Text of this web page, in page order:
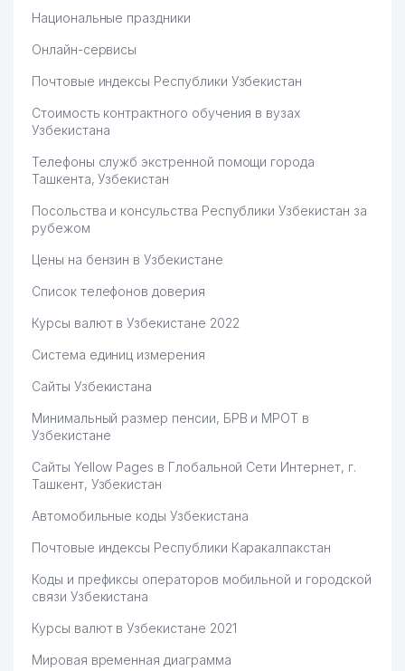
Национальные праздники
Онлайн-сервисы
Почтовые индексы Республики Узбекистан
Стоимость контрактного обучения в вузах
Узбекистана
Телефоны служб экстренной помощи города
Ташкента, Узбекистан
Посольства и консульства Республики Узбекистан за
рубежом
Цены на бензин в Узбекистане
Список телефонов доверия
Курсы валют в Узбекистане 2022
Система единиц измерения
Сайты Узбекистана
Минимальный размер пенсии, БРВ и МРОТ в
Узбекистане
Сайты Yellow Pages в Глобальной Сети Интернет, г.
Ташкент, Узбекистан
Автомобильные коды Узбекистана
Почтовые индексы Республики Каракалпакстан
Коды и префиксы операторов мобильной и городской
связи Узбекистана
Курсы валют в Узбекистане 2021
Мировая временная диаграмма